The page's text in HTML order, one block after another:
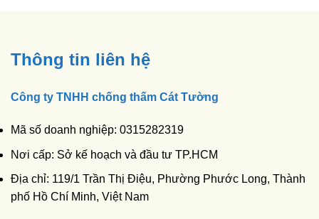
Thông tin liên hệ
Công ty TNHH chống thấm Cát Tường
Mã số doanh nghiệp: 0315282319
Nơi cấp: Sở kế hoạch và đầu tư TP.HCM
Địa chỉ: 119/1 Trần Thị Điệu, Phường Phước Long, Thành
phố Hồ Chí Minh, Việt Nam